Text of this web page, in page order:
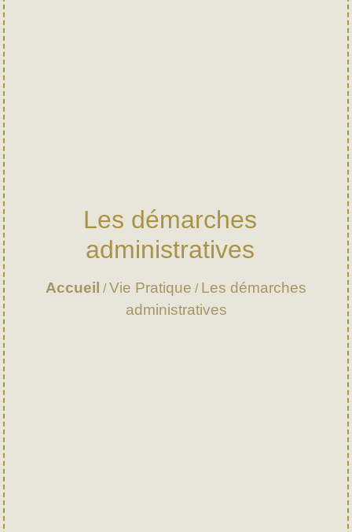
Les démarches
administratives
Accueil /Vie Pratique / Les démarches
administratives